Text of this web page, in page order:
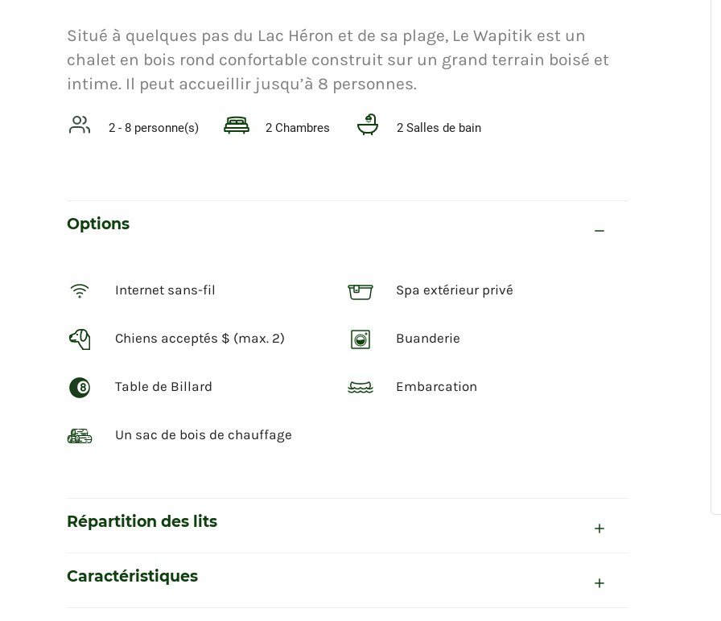
Situé à quelques pas du Lac Héron et de sa plage, Le Wapitik est un
chalet en bois rond confortable construit sur un grand terrain boisé et
intime. Il peut accueillir jusqu’à 8 personnes.
2 - 8 personne(s) 2 Chambres 2 Salles de bain
Options
Internet sans-fil Spa extérieur privé
Chiens acceptés $ (max. 2) Buanderie
Table de Billard Embarcation
Un sac de bois de chauffage
Répartition des lits
Caractéristiques